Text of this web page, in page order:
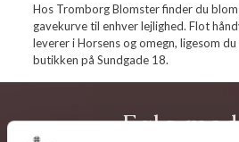
Hos Tromborg Blomster finder du
gavekurve til enhver lejlighed. Flot
leverer i Horsens og omegn, ligesom
butikken på Sundgade 18.
Følg